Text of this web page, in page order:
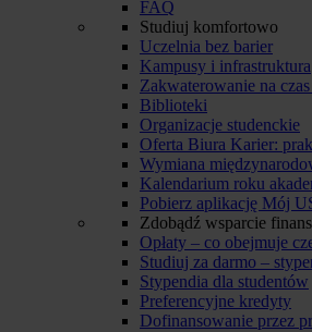
FAQ
Studiuj komfortowo
Uczelnia bez barier
Kampusy i infrastruktura
Zakwaterowanie na
Biblioteki
Organizacje studenckie
Oferta Biura Karier:
Wymiana
Kalendarium roku
Pobierz aplikację Mój
Zdobądź wsparcie
Opłaty – co obejmuje
Studiuj za darmo –
Stypendia dla studentów
Preferencyjne kredyty
Dofinansowanie przez